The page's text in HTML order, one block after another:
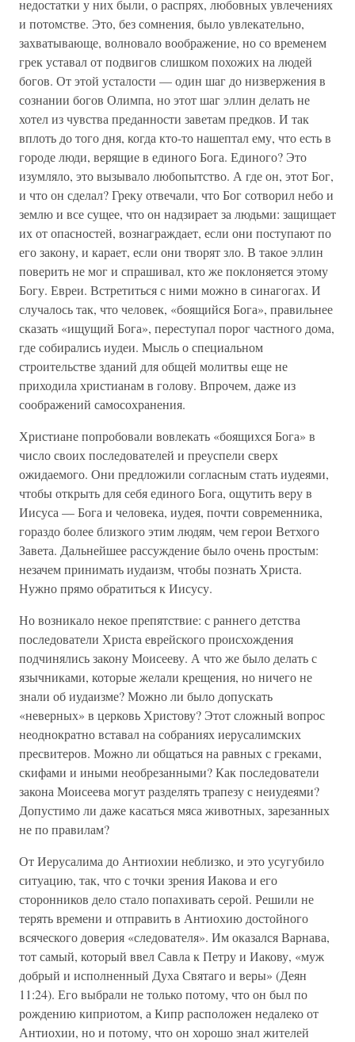
недостатки у них были, о распрях, любовных увлечениях
и потомстве. Это, без сомнения, было увлекательно,
захватывающе, волновало воображение, но со временем
грек уставал от подвигов слишком похожих на людей
богов. От этой усталости — один шаг до низвержения в
сознании богов Олимпа, но этот шаг эллин делать не
хотел из чувства преданности заветам предков. И так
вплоть до того дня, когда кто-то нашептал ему, что есть в
городе люди, верящие в единого Бога. Единого? Это
изумляло, это вызывало любопытство. А где он, этот Бог,
и что он сделал? Греку отвечали, что Бог сотворил небо и
землю и все сущее, что он надзирает за людьми: защищает
их от опасностей, вознаграждает, если они поступают по
его закону, и карает, если они творят зло. В такое эллин
поверить не мог и спрашивал, кто же поклоняется этому
Богу. Евреи. Встретиться с ними можно в синагогах. И
случалось так, что человек, «боящийся Бога», правильнее
сказать «ищущий Бога», переступал порог частного дома,
где собирались иудеи. Мысль о специальном
строительстве зданий для общей молитвы еще не
приходила христианам в голову. Впрочем, даже из
соображений самосохранения.
Христиане попробовали вовлекать «боящихся Бога» в
число своих последователей и преуспели сверх
ожидаемого. Они предложили согласным стать иудеями,
чтобы открыть для себя единого Бога, ощутить веру в
Иисуса — Бога и человека, иудея, почти современника,
гораздо более близкого этим людям, чем герои Ветхого
Завета. Дальнейшее рассуждение было очень простым:
незачем принимать иудаизм, чтобы познать Христа.
Нужно прямо обратиться к Иисусу.
Но возникало некое препятствие: с раннего детства
последователи Христа еврейского происхождения
подчинялись закону Моисееву. А что же было делать с
язычниками, которые желали крещения, но ничего не
знали об иудаизме? Можно ли было допускать
«неверных» в церковь Христову? Этот сложный вопрос
неоднократно вставал на собраниях иерусалимских
пресвитеров. Можно ли общаться на равных с греками,
скифами и иными необрезанными? Как последователи
закона Моисеева могут разделять трапезу с неиудеями?
Допустимо ли даже касаться мяса животных, зарезанных
не по правилам?
От Иерусалима до Антиохии неблизко, и это усугубило
ситуацию, так, что с точки зрения Иакова и его
сторонников дело стало попахивать серой. Решили не
терять времени и отправить в Антиохию достойного
всяческого доверия «следователя». Им оказался Варнава,
тот самый, который ввел Савла к Петру и Иакову, «муж
добрый и исполненный Духа Святаго и веры» (Деян
11:24). Его выбрали не только потому, что он был по
рождению киприотом, а Кипр расположен недалеко от
Антиохии, но и потому, что он хорошо знал жителей